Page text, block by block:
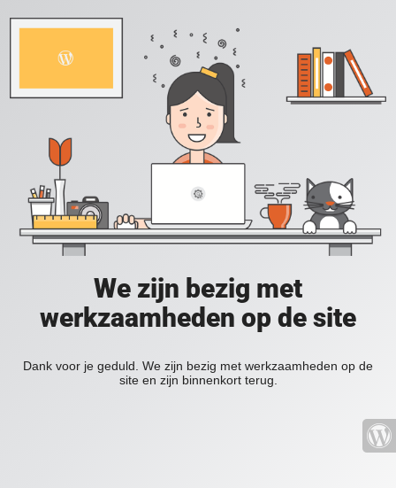
We zijn bezig met
werkzaamheden op de site
Dank voor je geduld. We zijn bezig met werkzaamheden op de
site en zijn binnenkort terug.